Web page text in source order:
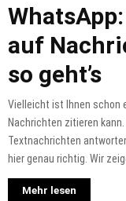
auf
so geht’s
Vielleicht ist Ihnen schon
Nachrichten zitieren
Textnachrichten
hier genau richtig. Wir
Mehr lesen